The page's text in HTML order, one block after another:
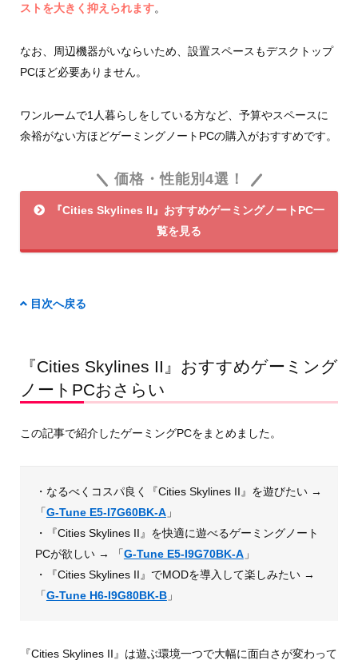
ストを大きく抑えられます。
なお、周辺機器がいならいため、設置スペースもデスクトップ
PCほど必要ありません。
ワンルームで1人暮らしをしている方など、予算やスペースに
余裕がない方ほどゲーミングノートPCの購入がおすすめです。
価格・性能別4選！
『Cities Skylines II』おすすめゲーミングノートPC一
覧を見る
目次へ戻る
『Cities Skylines II』おすすめゲーミング
ノートPCおさらい
この記事で紹介したゲーミングPCをまとめました。
・なるべくコスパ良く『Cities Skylines II』を遊びたい →
「G-Tune E5-I7G60BK-A」
・『Cities Skylines II』を快適に遊べるゲーミングノート
PCが欲しい → 「G-Tune E5-I9G70BK-A」
・『Cities Skylines II』でMODを導入して楽しみたい →
「G-Tune H6-I9G80BK-B」
『Cities Skylines II』は遊ぶ環境一つで大幅に面白さが変わって